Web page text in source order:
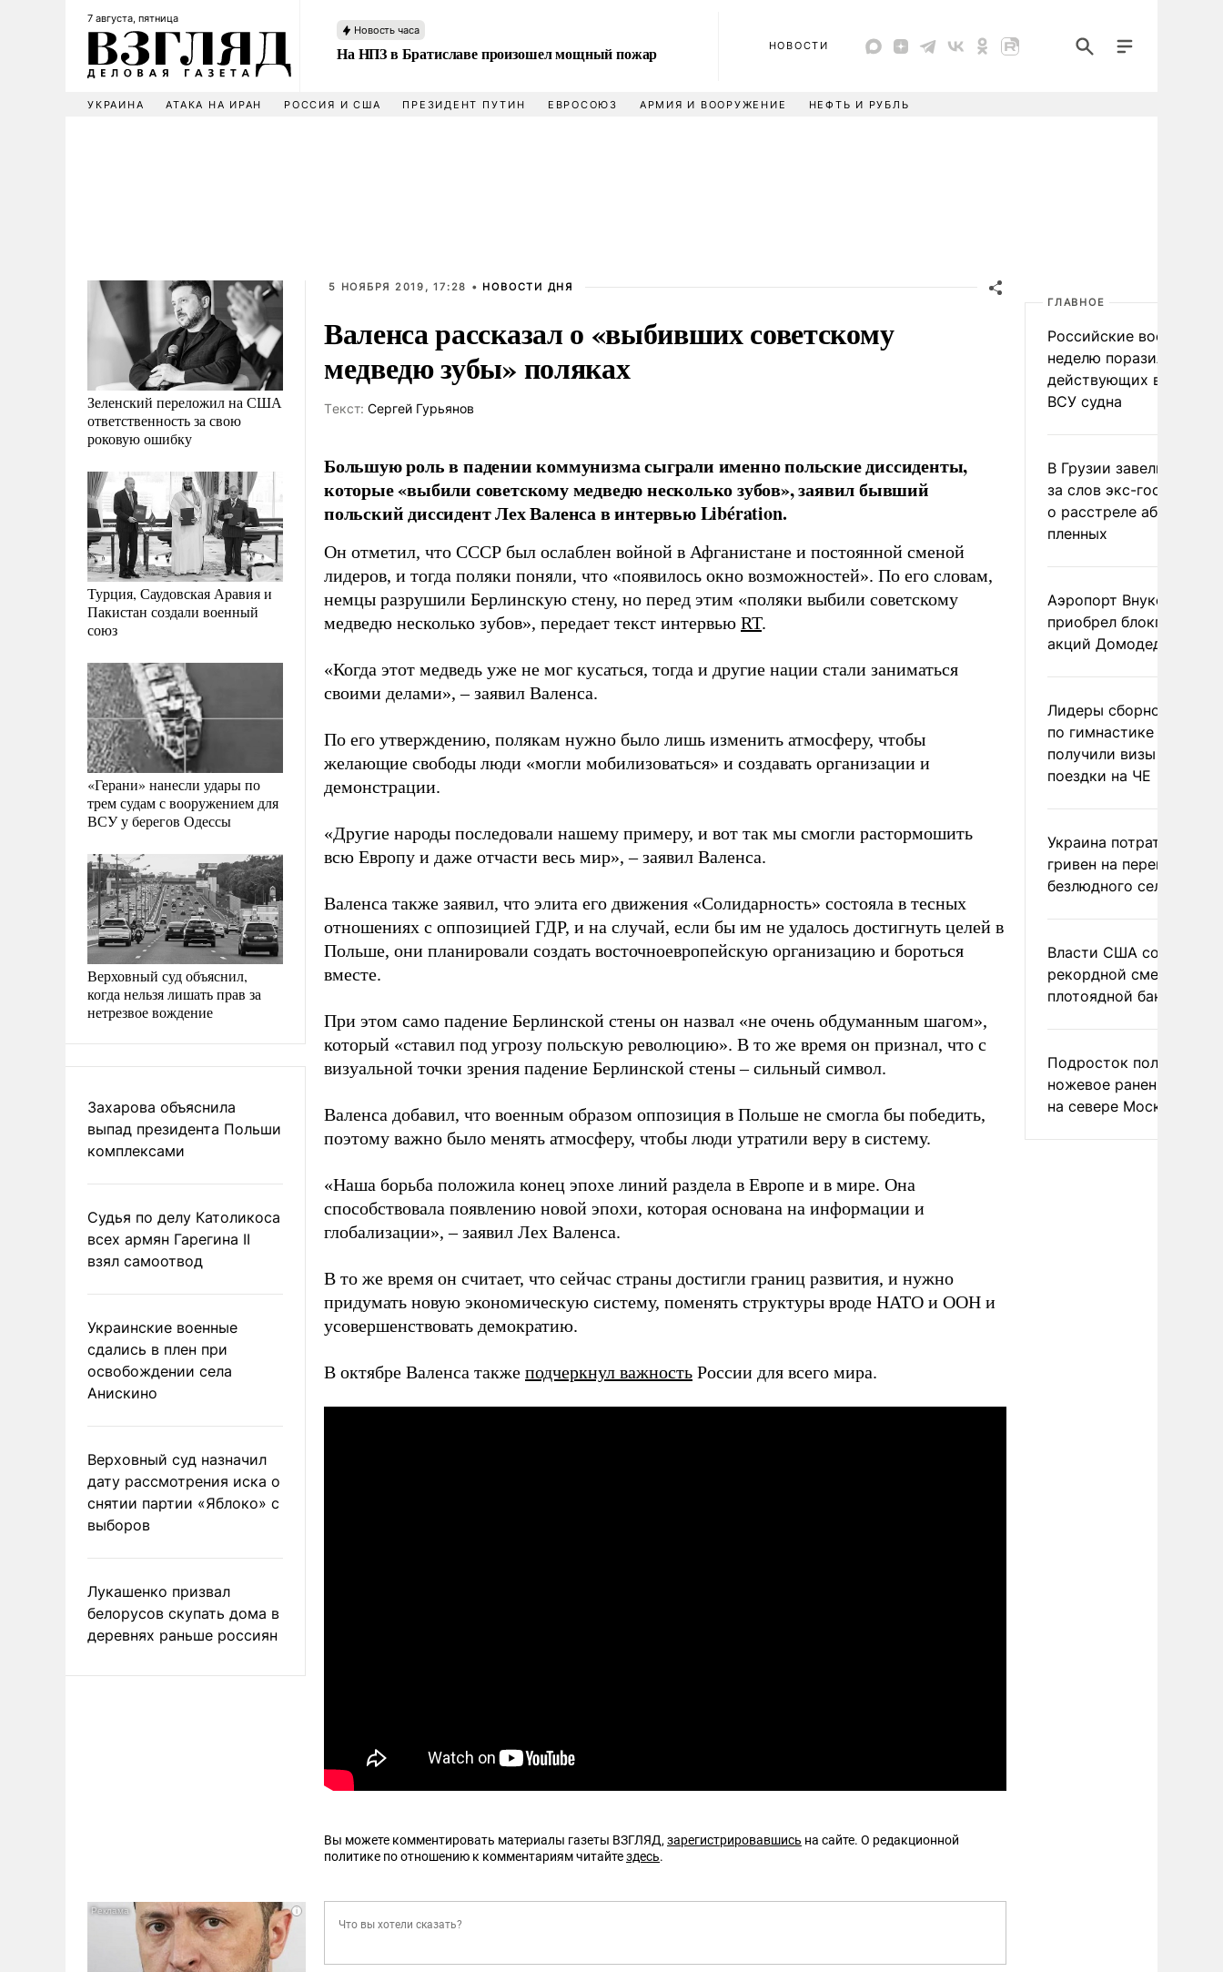
7 августа, пятница
Новость часа
На НПЗ в Братиславе произошел мощный пожар НОВОСТИ
УКРАИНА АТАКА НА ИРАН РОССИЯ И США ПРЕЗИДЕНТ ПУТИН ЕВРОСОЮЗ АРМИЯ И ВООРУЖЕНИЕ НЕФТЬ И РУБЛЬ
Зеленский переложил на США
ответственность за свою
роковую ошибку
Турция, Саудовская Аравия и
Пакистан создали военный
союз
«Герани» нанесли удары по
трем судам с вооружением для
ВСУ у берегов Одессы
Верховный суд объяснил,
когда нельзя лишать прав за
нетрезвое вождение
Захарова объяснила
выпад президента Польши
комплексами
Судья по делу Католикоса
всех армян Гарегина II
взял самоотвод
Украинские военные
сдались в плен при
освобождении села
Анискино
Верховный суд назначил
дату рассмотрения иска о
снятии партии «Яблоко» с
выборов
Лукашенко призвал
белорусов скупать дома в
деревнях раньше россиян
5 НОЯБРЯ 2019, 17:28 • НОВОСТИ ДНЯ
Валенса рассказал о «выбивших советскому
медведю зубы» поляках
Tекст: Сергей Гурьянов
Большую роль в падении коммунизма сыграли именно польские диссиденты,
которые «выбили советскому медведю несколько зубов», заявил бывший
польский диссидент Лех Валенса в интервью Libération.
Он отметил, что СССР был ослаблен войной в Афганистане и постоянной сменой
лидеров, и тогда поляки поняли, что «появилось окно возможностей». По его словам,
немцы разрушили Берлинскую стену, но перед этим «поляки выбили советскому
медведю несколько зубов», передает текст интервью RT.
«Когда этот медведь уже не мог кусаться, тогда и другие нации стали заниматься
своими делами», – заявил Валенса.
По его утверждению, полякам нужно было лишь изменить атмосферу, чтобы
желающие свободы люди «могли мобилизоваться» и создавать организации и
демонстрации.
«Другие народы последовали нашему примеру, и вот так мы смогли растормошить
всю Европу и даже отчасти весь мир», – заявил Валенса.
Валенса также заявил, что элита его движения «Солидарность» состояла в тесных
отношениях с оппозицией ГДР, и на случай, если бы им не удалось достигнуть целей в
Польше, они планировали создать восточноевропейскую организацию и бороться
вместе.
При этом само падение Берлинской стены он назвал «не очень обдуманным шагом»,
который «ставил под угрозу польскую революцию». В то же время он признал, что с
визуальной точки зрения падение Берлинской стены – сильный символ.
Валенса добавил, что военным образом оппозиция в Польше не смогла бы победить,
поэтому важно было менять атмосферу, чтобы люди утратили веру в систему.
«Наша борьба положила конец эпохе линий раздела в Европе и в мире. Она
способствовала появлению новой эпохи, которая основана на информации и
глобализации», – заявил Лех Валенса.
В то же время он считает, что сейчас страны достигли границ развития, и нужно
придумать новую экономическую систему, поменять структуры вроде НАТО и ООН и
усовершенствовать демократию.
В октябре Валенса также подчеркнул важность России для всего мира.
Вы можете комментировать материалы газеты ВЗГЛЯД, зарегистрировавшись на сайте. О редакционной
политике по отношению к комментариям читайтездесь.
ГЛАВНОЕ
Российские военные за
неделю поразили 34
действующих в
ВСУ судна
В Грузии завели дело
за слов экс-
о расстреле абхазских
пленных
Аэропорт Внуково
приобрел блокпакет
акций Домодедово
Лидеры сборной
по гимнастике не
получили визы для
поездки на ЧЕ
Украина потратила 1
гривен на
безлюдного села
Власти США сообщили
рекордной смертности
плотоядной бактерии
Подросток получил
ножевое ранение в
на севере Москвы